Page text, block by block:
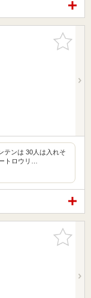
お気に入
りに追加
テンは 30人は入れそ
トロウリ…
お気に入
りに追加